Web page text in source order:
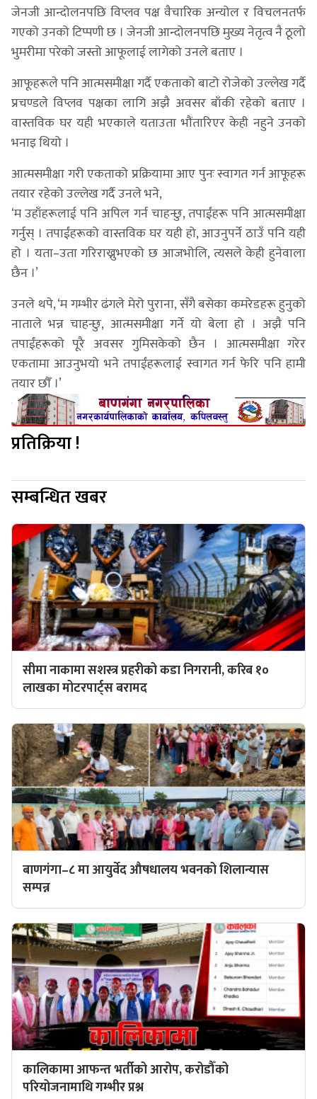
जेनजी आन्दोलनपछि विप्लव पक्ष वैचारिक अन्योल र विचलनतर्फ
गएको उनको टिप्पणी छ । जेनजी आन्दोलनपछि मुख्य नेतृत्व नै ठूलो
भुमरीमा परेको जस्तो आफूलाई लागेको उनले बताए ।
आफूहरूले पनि आत्मसमीक्षा गर्दै एकताको बाटो रोजेको उल्लेख गर्दै
प्रचण्डले विप्लव पक्षका लागि अझै अवसर बाँकी रहेको बताए ।
वास्तविक घर यही भएकाले यताउता भौंतारिएर केही नहुने उनको
भनाइ थियो ।
आत्मसमीक्षा गरी एकताको प्रक्रियामा आए पुनः स्वागत गर्न आफूहरू
तयार रहेको उल्लेख गर्दै उनले भने,
‘म उहाँहरूलाई पनि अपिल गर्न चाहन्छु, तपाईंहरू पनि आत्मसमीक्षा
गर्नुस् । तपाईंहरूको वास्तविक घर यही हो, आउनुपर्ने ठाउँ पनि यही
हो । यता–उता गरिराख्नुभएको छ आजभोलि, त्यसले केही हुनेवाला
छैन ।’
उनले थपे, ‘म गम्भीर ढंगले मेरो पुराना, सँगै बसेका कमरेडहरू हुनुको
नाताले भन्न चाहन्छु, आत्मसमीक्षा गर्ने यो बेला हो । अझै पनि
तपाईंहरूको पूरै अवसर गुमिसकेको छैन । आत्मसमीक्षा गरेर
एकतामा आउनुभयो भने तपाईंहरूलाई स्वागत गर्न फेरि पनि हामी
तयार छौँ ।’
प्रतिक्रिया !
सम्बन्धित खबर
सीमा नाकामा सशस्त्र प्रहरीको कडा निगरानी, करिब १०
लाखका मोटरपार्ट्स बरामद
बाणगंगा–८ मा आयुर्वेद औषधालय भवनको शिलान्यास
सम्पन्न
कालिकामा आफन्त भर्तीको आरोप, करोडौँको
परियोजनामाथि गम्भीर प्रश्न